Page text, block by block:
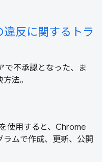
反に関するトラ
で不承認となった、ま
法。
使用すると、Chrome
ラムで作成、更新、公開